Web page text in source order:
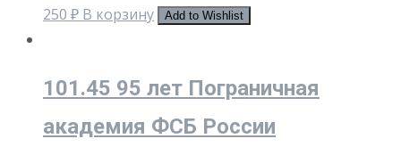
250 ₽ В корзину Add to Wishlist
101.45 95 лет Пограничная
академия ФСБ России